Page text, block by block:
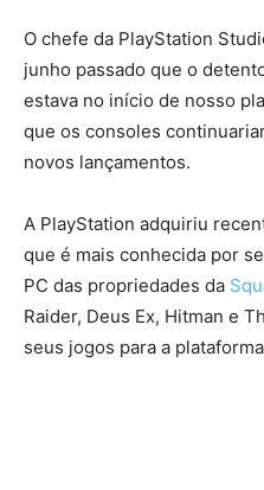
O chefe da PlayStation
junho passado que o
estava no início de nosso
que os consoles
novos lançamentos.
A PlayStation adquiriu
que é mais conhecida por
PC das propriedades da
Raider, Deus Ex, Hitman e
seus jogos para a